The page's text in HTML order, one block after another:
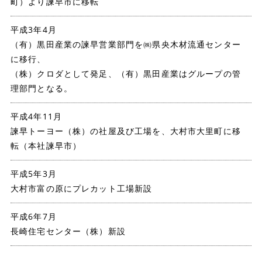
平成3年4月
（有）黒田産業の諫早営業部門を㈱県央木材流通センター
に移行、
（株）クロダとして発足、（有）黒田産業はグループの管
理部門となる。
平成4年11月
諫早トーヨー（株）の社屋及び工場を、大村市大里町に移
転（本社諫早市）
平成5年3月
大村市富の原にプレカット工場新設
平成6年7月
長崎住宅センター（株）新設